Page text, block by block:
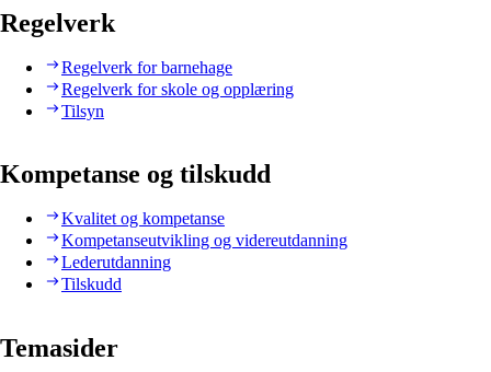
Regelverk
Regelverk for barnehage
Regelverk for skole og opplæring
Tilsyn
Kompetanse og tilskudd
Kvalitet og kompetanse
Kompetanseutvikling og videreutdanning
Lederutdanning
Tilskudd
Temasider